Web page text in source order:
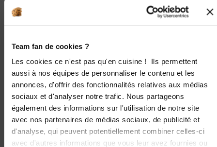
Team fan de cookies ?
Les cookies ce n'est pas qu'en cuisine ! Ils permettent
aussi à nos équipes de personnaliser le contenu et les
annonces, d'offrir des fonctionnalités relatives aux médias
sociaux et d'analyser notre trafic. Nous partageons
également des informations sur l'utilisation de notre site
avec nos partenaires de médias sociaux, de publicité et
d'analyse, qui peuvent potentiellement combiner celles-ci
avec d'autres informations que vous leur avez fournies ou